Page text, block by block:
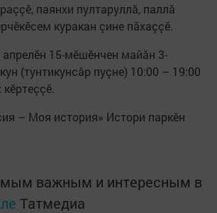
паянхи пултаруллă, паллă
куракан çине пăхаççӗ.
15-мӗшӗнчен майăн 3-
(тунтикунсăр пуçне) 10:00 – 19:00
кӗртеççӗ.
– Моя история» Истори паркӗн
важным и интересным в
Татмедиа